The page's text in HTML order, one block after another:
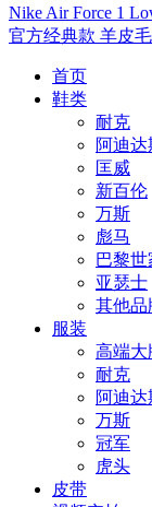
Nike Air Force 1
官方经典款 羊皮
首页
鞋类
耐克
阿迪达
匡威
新百伦
万斯
彪马
巴黎世
亚瑟士
其他品
服装
高端大
耐克
阿迪达
万斯
冠军
虎头
皮带